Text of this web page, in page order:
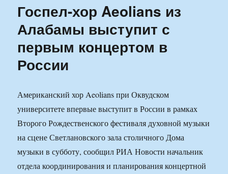
Госпел-хор Aeolians из
Алабамы выступит с
первым концертом в
России
Американский хор Aeolians при Оквудском
университете впервые выступит в России в рамках
Второго Рождественского фестиваля духовной музыки
на сцене Светлановского зала столичного Дома
музыки в субботу, сообщил РИА Новости начальник
отдела координирования и планирования концертной